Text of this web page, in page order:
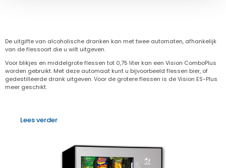
De uitgifte van alcoholische dranken kan met twee automaten, afhankelijk
van de flessoort die u wilt uitgeven.
Voor blikjes en middelgrote flessen tot 0,75 liter kan een Vision ComboPlus
worden gebruikt. Met deze automaat kunt u bijvoorbeeld flessen bier, of
gedestilleerde drank uitgeven. Voor de grotere flessen is de Vision ES-Plus
meer geschikt.
Lees verder